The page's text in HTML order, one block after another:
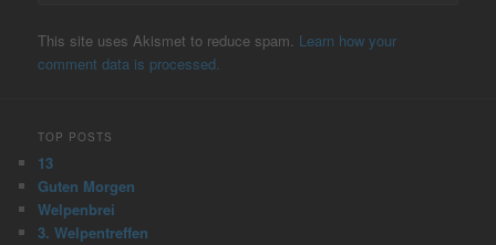
This site uses Akismet to reduce spam. Learn how your
comment data is processed.
TOP POSTS
13
Guten Morgen
Welpenbrei
3. Welpentreffen